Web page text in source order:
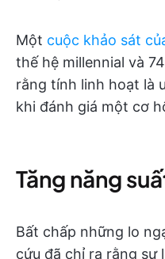
Một cuộc khảo sát
thế hệ millennial và
rằng tính linh hoạt là
khi đánh giá một cơ
Tăng năng
Bất chấp những lo
cứu đã chỉ ra rằng sự